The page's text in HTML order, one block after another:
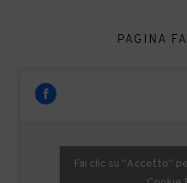
PAGINA
Fai clic su "Accetto"